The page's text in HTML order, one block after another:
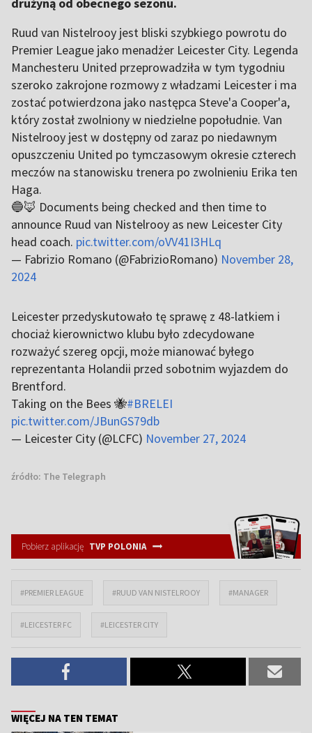
Ruud van Nistelrooy jest bliski szybkiego powrotu do
Premier League jako menadżer Leicester City. Legenda
Manchesteru United przeprowadziła w tym tygodniu
szeroko zakrojone rozmowy z władzami Leicester i ma
zostać potwierdzona jako następca Steve'a Cooper'a,
który został zwolniony w niedzielne popołudnie. Van
Nistelrooy jest w dostępny od zaraz po niedawnym
opuszczeniu United po tymczasowym okresie czterech
meczów na stanowisku trenera po zwolnieniu Erika ten
Haga.
🔵🦊 Documents being checked and then time to
announce Ruud van Nistelrooy as new Leicester City
head coach. pic.twitter.com/oVV41I3HLq
— Fabrizio Romano (@FabrizioRomano) November 28,
2024
Leicester przedyskutowało tę sprawę z 48-latkiem i
chociaż kierownictwo klubu było zdecydowane
rozważyć szereg opcji, może mianować byłego
reprezentanta Holandii przed sobotnim wyjazdem do
Brentford.
Taking on the Bees 🐝#BRELEI
pic.twitter.com/JBunGS79db
— Leicester City (@LCFC) November 27, 2024
źródło: The Telegraph
Pobierz aplikację TVP POLONIA
#PREMIER LEAGUE #RUUD VAN NISTELROOY #MANAGER
#LEICESTER FC #LEICESTER CITY
WIĘCEJ NA TEN TEMAT